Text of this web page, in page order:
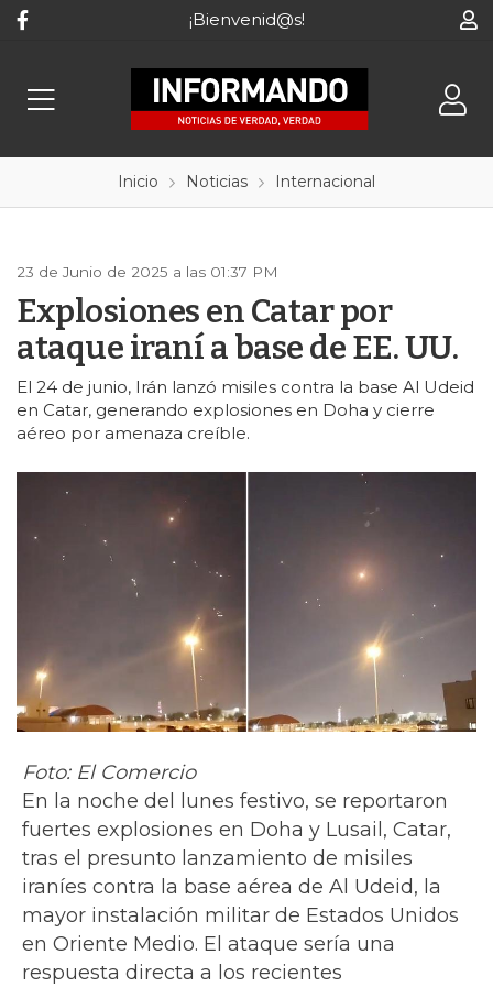
¡Bienvenid@s!
Inicio Noticias Internacional
23 de Junio de 2025 a las 01:37 PM
Explosiones en Catar por
ataque iraní a base de EE. UU.
El 24 de junio, Irán lanzó misiles contra la base Al Udeid
en Catar, generando explosiones en Doha y cierre
aéreo por amenaza creíble.
Foto: El Comercio
En la noche del lunes festivo, se reportaron
fuertes explosiones en Doha y Lusail, Catar,
tras el presunto lanzamiento de misiles
iraníes contra la base aérea de Al Udeid, la
mayor instalación militar de Estados Unidos
en Oriente Medio. El ataque sería una
respuesta directa a los recientes